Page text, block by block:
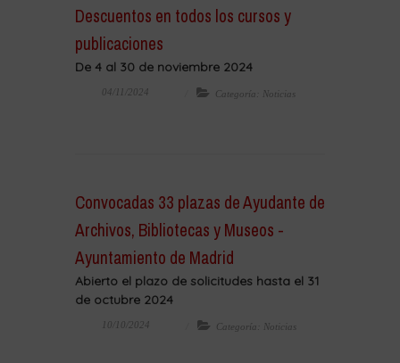
Descuentos en todos los cursos y
publicaciones
De 4 al 30 de noviembre 2024
04/11/2024 Categoría: Noticias
Convocadas 33 plazas de Ayudante de
Archivos, Bibliotecas y Museos -
Ayuntamiento de Madrid
Abierto el plazo de solicitudes hasta el 31
de octubre 2024
10/10/2024 Categoría: Noticias